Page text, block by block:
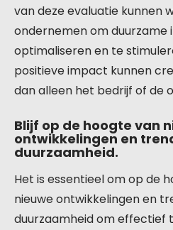
van deze evaluatie kunnen
ondernemen om duurzame
optimaliseren en te
positieve impact kunnen
dan alleen het bedrijf of de
Blijf op de hoogte van
ontwikkelingen en
duurzaamheid.
Het is essentieel om op de
nieuwe ontwikkelingen en
duurzaamheid om effectief